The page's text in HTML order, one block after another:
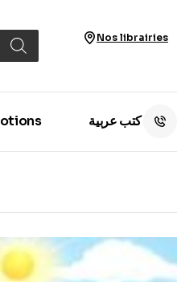
Nos librairies
كتب عربية